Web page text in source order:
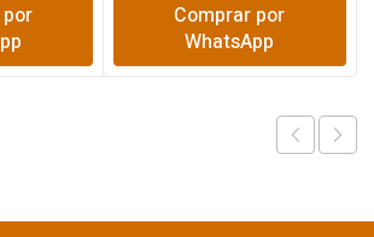
Comprar por
WhatsApp